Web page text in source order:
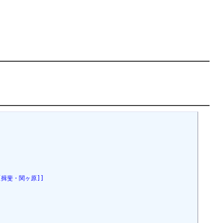
・関ヶ原]]